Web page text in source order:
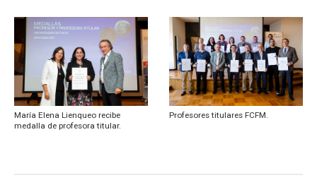
María Elena Lienqueo recibe
medalla de profesora titular.
Profesores titulares FCFM.